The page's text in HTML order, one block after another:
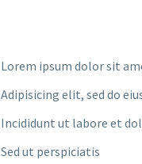
Lorem ipsum dolor sit
Adipisicing elit, sed do
Incididunt ut labore et
Sed ut perspiciatis